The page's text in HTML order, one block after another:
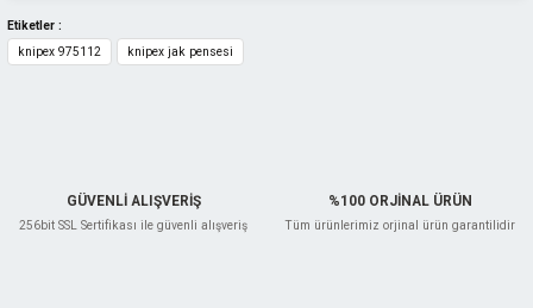
Ürün fiyatı diğer sitelerden daha pahalı.
Bu ürüne benzer farklı alternatifler olmalı.
Etiketler :
knipex 975112
knipex jak pensesi
GÜVENLİ ALIŞVERİŞ
256bit SSL Sertifikası ile güvenli alışveriş
%100 ORJİNAL ÜRÜN
Tüm ürünlerimiz orjinal ürün garantilidir